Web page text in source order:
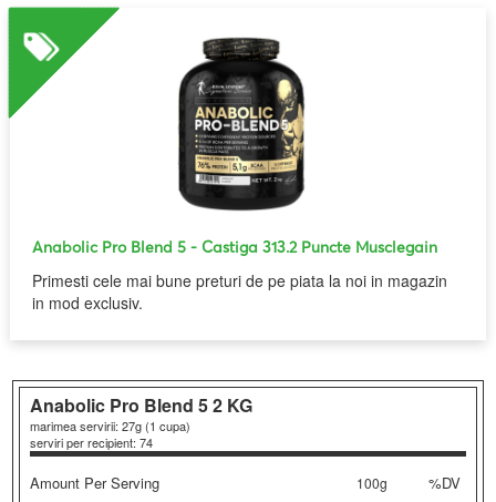
Anabolic Pro Blend 5- Castiga 313.2 Puncte Musclegain
Primesti cele mai bune preturi de pe piata la noi in magazin
in mod exclusiv.
Anabolic Pro Blend 52 KG
marimea servirii: 27g (1 cupa)
serviri per recipient: 74
Amount Per Serving %DV
100g